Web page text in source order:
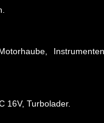
16V, Turbolader.